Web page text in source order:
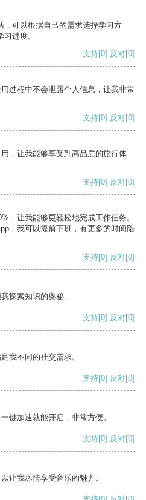
，可以根据自己的需求选择学习方
进度。
支持[0] 反对[0]
过程中不会泄露个人信息，让我非常
支持[0] 反对[0]
，让我能够享受到高品质的旅行体
支持[0] 反对[0]
，让我能够更轻松地完成工作任务。
，我可以提前下班，有更多的时间陪
支持[0] 反对[0]
探索知识的奥秘。
支持[0] 反对[0]
我不同的社交需求。
支持[0] 反对[0]
键加速就能开启，非常方便。
支持[0] 反对[0]
让我尽情享受音乐的魅力。